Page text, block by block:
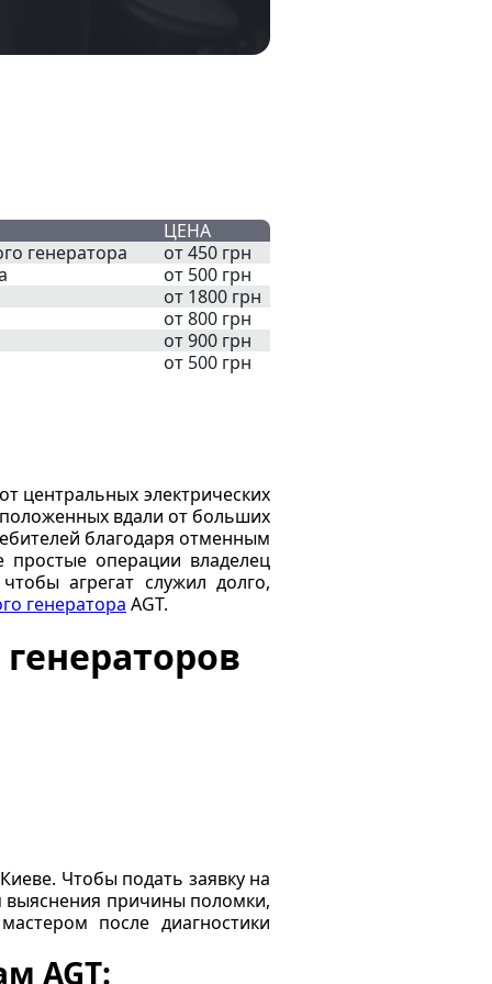
ЦЕНА
генератора
от 450 грн
от 500 грн
от 1800 грн
от 800 грн
от 900 грн
от 500 грн
центральных электрических
вдали от больших
благодаря отменным
простые операции владелец
агрегат служил долго,
генератора AGT.
Чтобы подать заявку на
выяснения причины поломки,
после диагностики
AGT: